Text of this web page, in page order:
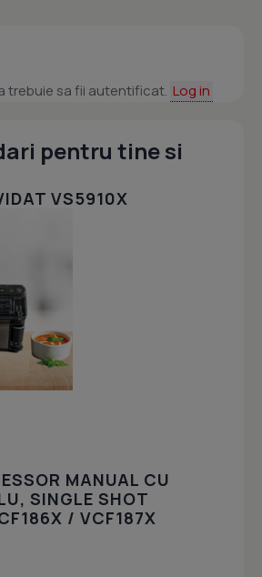
trebuie sa fii autentificat. Log in
pentru tine si
VS5910X
MANUAL CU
SINGLE SHOT
/ VCF187X